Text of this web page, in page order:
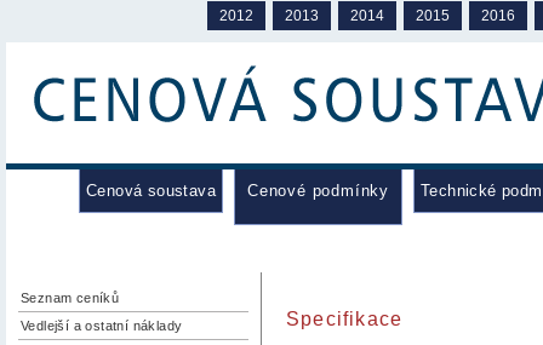
2012 2013 2014 2015 2016
Cenová soustava Cenové podmínky Technické
Seznam ceníků
Vedlejší a ostatní náklady
Specifikace